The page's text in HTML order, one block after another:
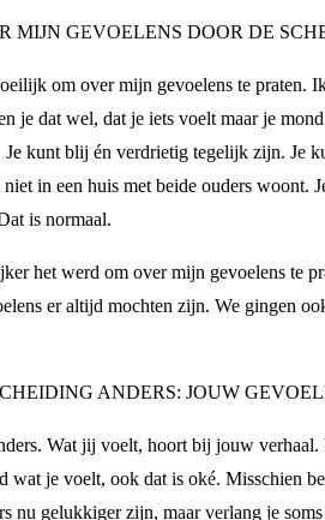
MIJN GEVOELENS DOOR DE
om over mijn gevoelens te praten.
je dat wel, dat je iets voelt maar je
kunt blij én verdrietig tegelijk zijn. Je
in een huis met beide ouders woont.
is normaal.
het werd om over mijn gevoelens te
er altijd mochten zijn. We gingen
ANDERS: JOUW
Wat jij voelt, hoort bij jouw
wat je voelt, ook dat is oké. Misschien
nu gelukkiger zijn, maar verlang je